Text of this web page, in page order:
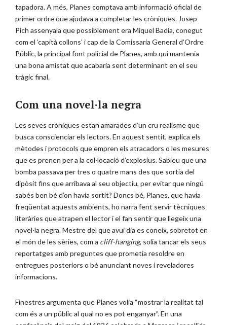
tapadora. A més, Planes comptava amb informació oficial de
primer ordre que ajudava a completar les cròniques. Josep
Pich assenyala que possiblement era Miquel Badia, conegut
com el ‘capità collons’ i cap de la Comissaria General d’Ordre
Públic, la principal font policial de Planes, amb qui mantenia
una bona amistat que acabaria sent determinant en el seu
tràgic final.
Com una novel·la negra
Les seves cròniques estan amarades d’un cru realisme que
busca conscienciar els lectors. En aquest sentit, explica els
mètodes i protocols que empren els atracadors o les mesures
que es prenen per a la col·locació d’explosius. Sabíeu que una
bomba passava per tres o quatre mans des que sortia del
dipòsit fins que arribava al seu objectiu, per evitar que ningú
sabés ben bé d’on havia sortit? Doncs bé, Planes, que havia
freqüentat aquests ambients, ho narra fent servir tècniques
literàries que atrapen el lector i el fan sentir que llegeix una
novel·la negra. Mestre del que avui dia es coneix, sobretot en
el món de les sèries, com a cliff-hanging, solia tancar els seus
reportatges amb preguntes que prometia resoldre en
entregues posteriors o bé anunciant noves i reveladores
informacions.
Finestres argumenta que Planes volia “mostrar la realitat tal
com és a un públic al qual no es pot enganyar”. En una